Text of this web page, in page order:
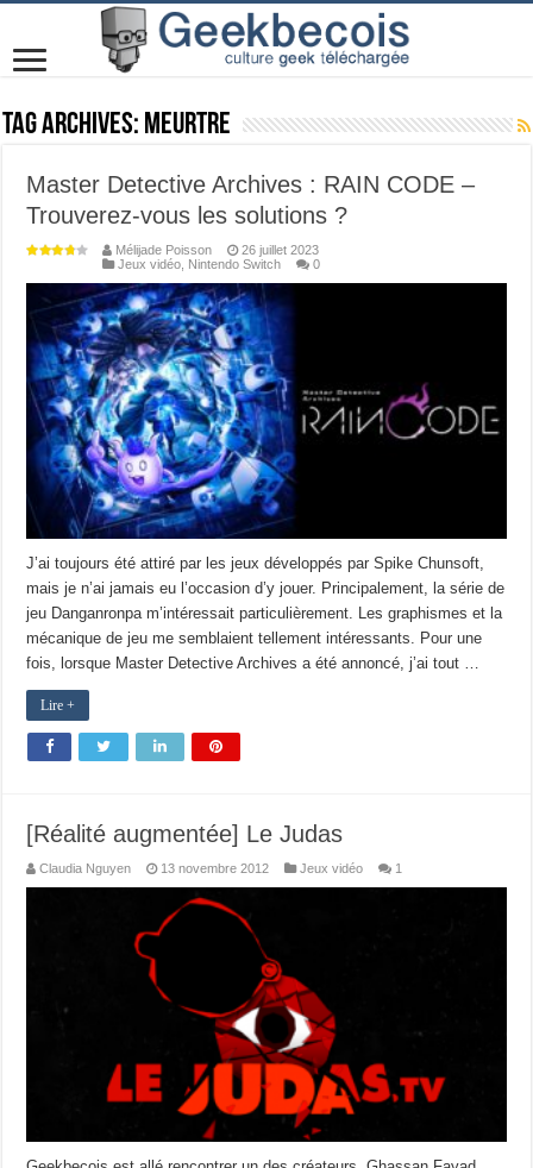
Tag Archives: meurtre
Master Detective Archives : RAIN CODE –
Trouverez-vous les solutions ?
Mélijade Poisson
26 juillet 2023
Jeux vidéo Nintendo Switch 0
J’ai toujours été attiré par les jeux développés par Spike Chunsoft,
mais je n’ai jamais eu l’occasion d’y jouer. Principalement, la série de
jeu Danganronpa m’intéressait particulièrement. Les graphismes et la
mécanique de jeu me semblaient tellement intéressants. Pour une
fois, lorsque Master Detective Archives a été annoncé, j’ai tout …
Lire +
[Réalité augmentée] Le Judas
Claudia Nguyen 13 novembre 2012 Jeux vidéo 1